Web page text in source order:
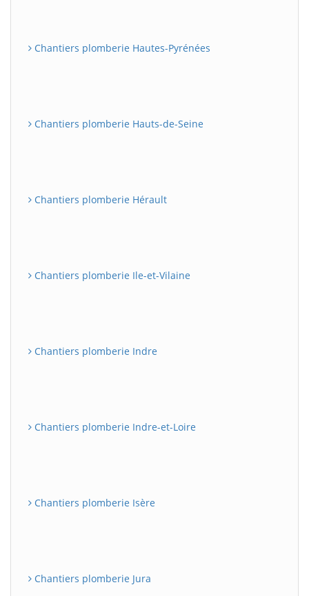
Chantiers plomberie Hautes-Pyrénées
Chantiers plomberie Hauts-de-Seine
Chantiers plomberie Hérault
Chantiers plomberie Ile-et-Vilaine
Chantiers plomberie Indre
Chantiers plomberie Indre-et-Loire
Chantiers plomberie Isère
Chantiers plomberie Jura